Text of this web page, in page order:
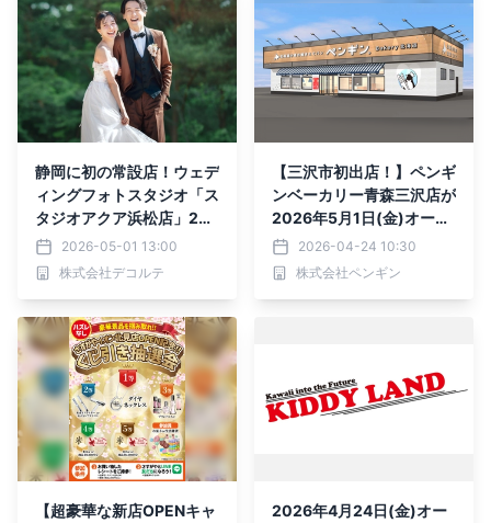
静岡に初の常設店！ウェデ
ィングフォトスタジオ「ス
タジオアクア浜松店」202
6年6月6日（土）グランド
オープン
2026-05-01 13:00
株式会社デコルテ
【三沢市初出店！】ペンギ
ンベーカリー青森三沢店が
2026年5月1日(金)オープ
ン
2026-04-24 10:30
株式会社ペンギン
【超豪華な新店OPENキャ
2026年4月24日(金)オー